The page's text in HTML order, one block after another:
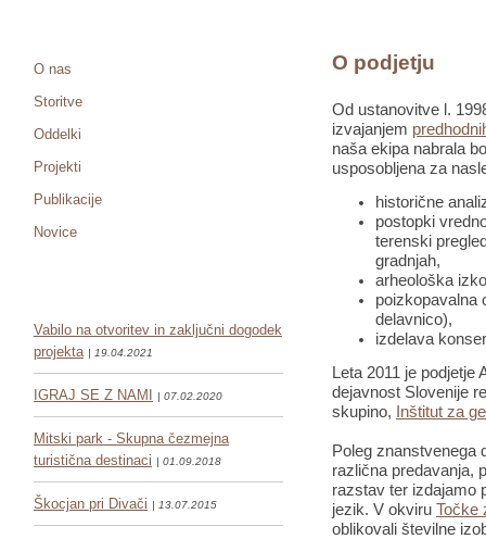
O nas
Storitve
Oddelki
Projekti
Publikacije
Novice
Vabilo na otvoritev in zaključni dogodek
projekta | 19.04.2021
IGRAJ SE Z NAMI | 07.02.2020
Mitski park - Skupna čezmejna
turistična destinaci | 01.09.2018
Škocjan pri Divači | 13.07.2015
O podjetju
Od ustanovitve l.
izvajanjem
naša ekipa nabrala
usposobljena za
historične
postopki
terenski
gradnjah,
arheološka
poizkopavalna
delavnico),
izdelava
Leta 2011 je
dejavnost Slovenije
skupino,
Inštitut za
Poleg znanstvenega
različna predavanja,
razstav ter izdajamo
jezik. V okviru Točke
oblikovali številne